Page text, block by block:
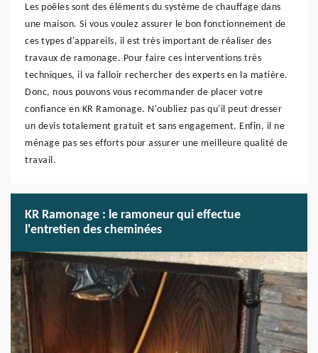
Les poêles sont des éléments du système de chauffage dans
une maison. Si vous voulez assurer le bon fonctionnement de
ces types d'appareils, il est très important de réaliser des
travaux de ramonage. Pour faire ces interventions très
techniques, il va falloir rechercher des experts en la matière.
Donc, nous pouvons vous recommander de placer votre
confiance en KR Ramonage. N'oubliez pas qu'il peut dresser
un devis totalement gratuit et sans engagement. Enfin, il ne
ménage pas ses efforts pour assurer une meilleure qualité de
travail.
KR Ramonage : le ramoneur qui effectue
l'entretien des cheminées